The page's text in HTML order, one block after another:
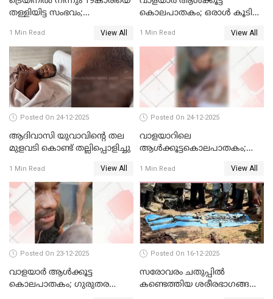
തള്ളിയിട്ട സംഭവം;
ആശുപത്രിയിലേക്ക് മാറ്റി
1 Min Read View All
കൊലപാതകം; ഒരാള്‍ കൂടി
1 Min Read View All
Posted On 24-12-2025
ആദിവാസി യുവാവിന്റെ തല
മുളവടി കൊണ്ട് തല്ലിപ്പൊളിച്ചു
1 Min Read View All
Posted On 24-12-2025
വാളയാറിലെ
ആൾക്കൂട്ടകൊലപാതകം;
വാങ്ങും
1 Min Read View All
Posted On 23-12-2025
വാളയാർ ആൾക്കൂട്ട
കൊലപാതകം; ഗുരുതര
Posted On 16-12-2025
സരോവരം ചതുപ്പിൽ
കണ്ടെത്തിയ ശരീരഭാഗങ്ങൾ